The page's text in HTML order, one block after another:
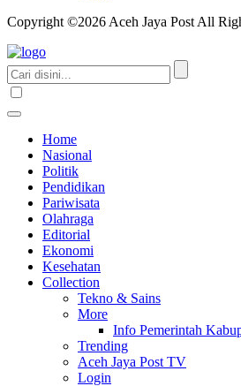
Copyright ©2026 Aceh Jaya Post All
Home
Nasional
Politik
Pendidikan
Pariwisata
Olahraga
Editorial
Ekonomi
Kesehatan
Collection
Tekno & Sains
More
Info Pemerintah
Trending
Aceh Jaya Post TV
Login